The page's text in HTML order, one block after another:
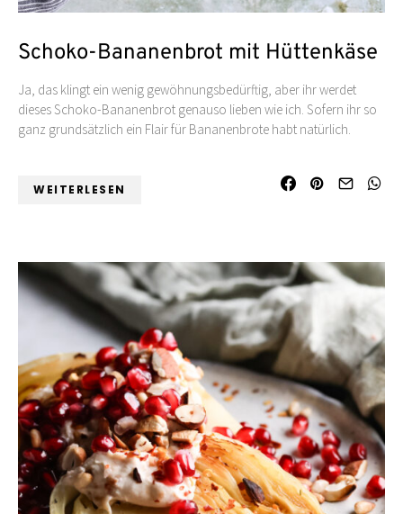
Schoko-Bananenbrot mit Hüttenkäse
Ja, das klingt ein wenig gewöhnungsbedürftig, aber ihr werdet
dieses Schoko-Bananenbrot genauso lieben wie ich. Sofern ihr so
ganz grundsätzlich ein Flair für Bananenbrote habt natürlich.
WEITERLESEN